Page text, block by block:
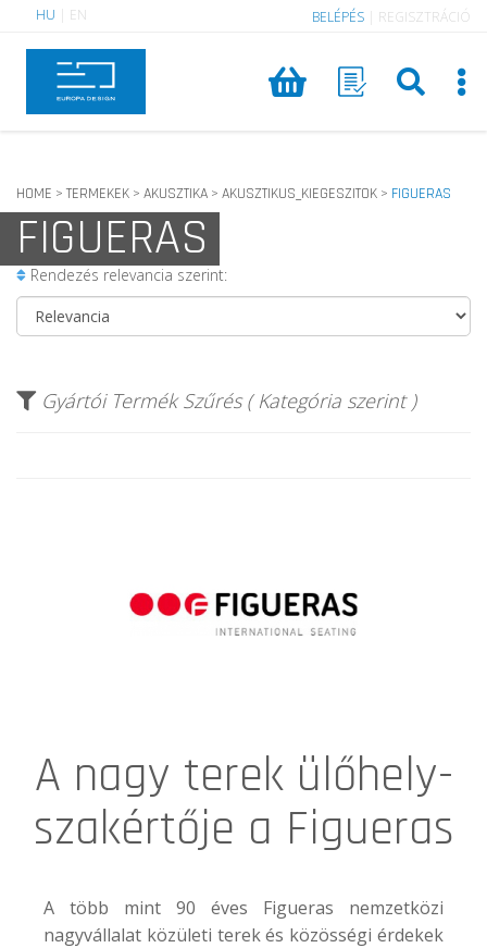
HU EN BELÉPÉS REGISZTRÁCIÓ
HOME > TERMEKEK > AKUSZTIKA > AKUSZTIKUS_KIEGESZITOK > FIGUERAS
FIGUERAS
Rendezés relevancia szerint:
Gyártói Termék Szűrés ( Kategória szerint )
A nagy terek ülőhely-
szakértője a Figueras
A több mint 90 éves Figueras nemzetközi
nagyvállalat közületi terek és közösségi érdekek